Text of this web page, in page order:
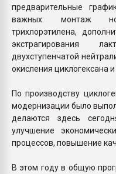
предварительные
важных: монтаж
трихлорэтилена,
экстрагирования
двухступенчатой
окисления циклогексана
По производству
модернизации было
делаются здесь
улучшение
процессов, повышение
В этом году в общую